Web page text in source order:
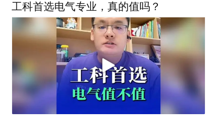
工科首选电气专业，真的值吗？